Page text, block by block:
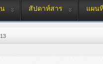
สัปดาห์สาร แผน